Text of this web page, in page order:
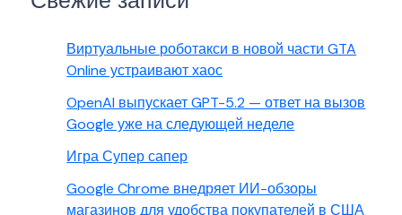
Виртуальные роботакси в новой части GTA
Online устраивают хаос
OpenAI выпускает GPT-5.2 — ответ на вызов
Google уже на следующей неделе
Игра Супер сапер
Google Chrome внедряет ИИ-обзоры
магазинов для удобства покупателей в США